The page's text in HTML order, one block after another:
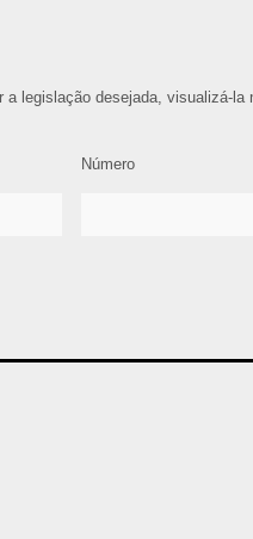
legislação desejada, visualizá-la
Número